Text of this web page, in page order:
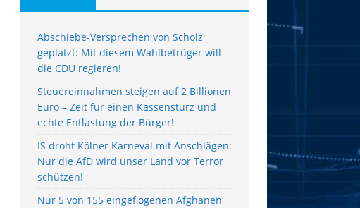
Abschiebe-Versprechen von Scholz
geplatzt: Mit diesem Wahlbetrüger will
die CDU regieren!
Steuereinnahmen steigen auf 2 Billionen
Euro – Zeit für einen Kassensturz und
echte Entlastung der Bürger!
IS droht Kölner Karneval mit Anschlägen:
Nur die AfD wird unser Land vor Terror
schützen!
Nur 5 von 155 eingeflogenen Afghanen